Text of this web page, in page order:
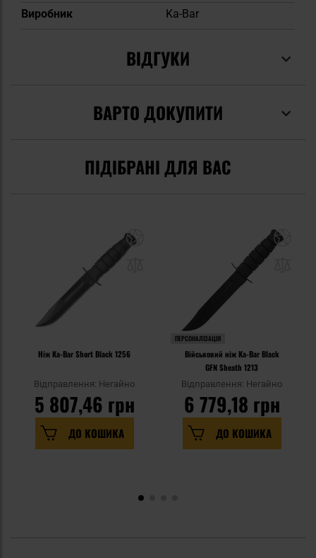
Виробник
Ka-Bar
ВІДГУКИ
ВАРТО ДОКУПИТИ
ПІДІБРАНІ ДЛЯ ВАС
Ніж Ka-Bar Short Black 1256
Відправлення: Негайно
5 807,46 грн
ДО КОШИКА
ПЕРСОНАЛІЗАЦІЯ
Військовий ніж Ka-Bar Black
GFN Sheath 1213
Відправлення: Негайно
6 779,18 грн
ДО КОШИКА